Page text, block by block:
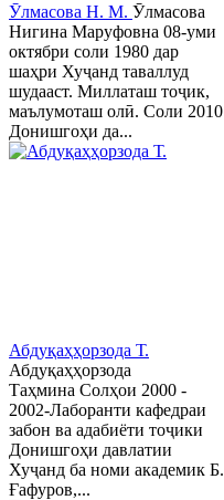
Ӯлмасова Н. М. Ӯлмасова
Нигина Маруфовна 08-уми
октябри соли 1980 дар
шаҳри Хуҷанд таваллуд
шудааст. Миллаташ тоҷик,
маълумоташ олӣ. Соли 2010
Донишгоҳи да...
Абдуқаҳҳорзода Т.
Абдуқаҳҳорзода
Таҳмина Солҳои 2000 -
2002-Лаборанти кафедраи
забон ва адабиёти тоҷики
Донишгоҳи давлатии
Хуҷанд ба номи академик Б.
Ғафуров,...